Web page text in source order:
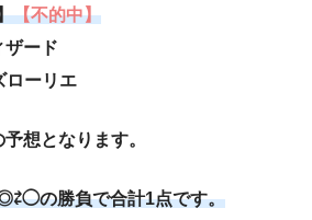
【不的中】
ード
ーリエ
想となります。
の勝負で合計1点です。